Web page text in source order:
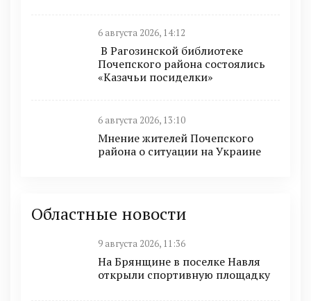
6 августа 2026, 14:12
В Рагозинской библиотеке
Почепского района состоялись
«Казачьи посиделки»
6 августа 2026, 13:10
Мнение жителей Почепского
района о ситуации на Украине
Областные новости
9 августа 2026, 11:36
На Брянщине в поселке Навля
открыли спортивную площадку